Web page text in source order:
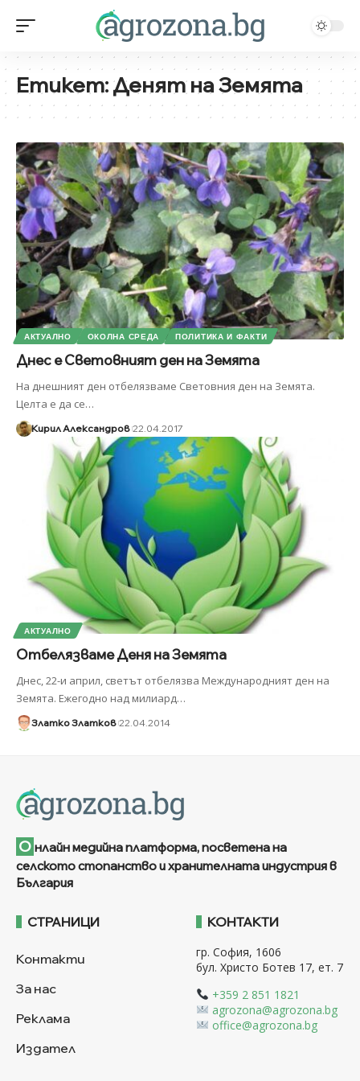
Етикет:Денят на Земята
АКТУАЛНО ОКОЛНА СРЕДА ПОЛИТИКА И ФАКТИ
Днес е Световният ден на Земята
На днешният ден отбелязваме Световния ден на Земята.
Целта е да се…
Кирил Александров 22.04.2017
АКТУАЛНО
Отбелязваме Деня на Земята
Днес, 22-и април, светът отбелязва Международният ден на
Земята. Ежегодно над милиард…
Златко Златков 22.04.2014
О нлайн медийна платформа, посветена на
селското стопанство и хранителната индустрия в
България
СТРАНИЦИ
Контакти
За нас
Реклама
Издател
КОНТАКТИ
гр. София, 1606
бул. Христо Ботев 17, ет. 7
+359 2 851 1821
agrozona@agrozona.bg
office@agrozona.bg